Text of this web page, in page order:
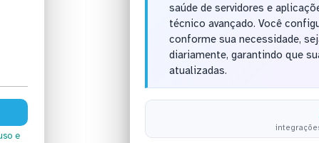
e
saúde de servidores e
técnico avançado. Você
conforme sua necessidade,
diariamente, garantindo que
atualizadas.